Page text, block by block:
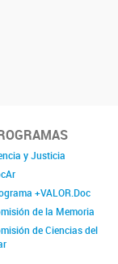
y Justicia
+VALOR.Doc
de la Memoria
de Ciencias del